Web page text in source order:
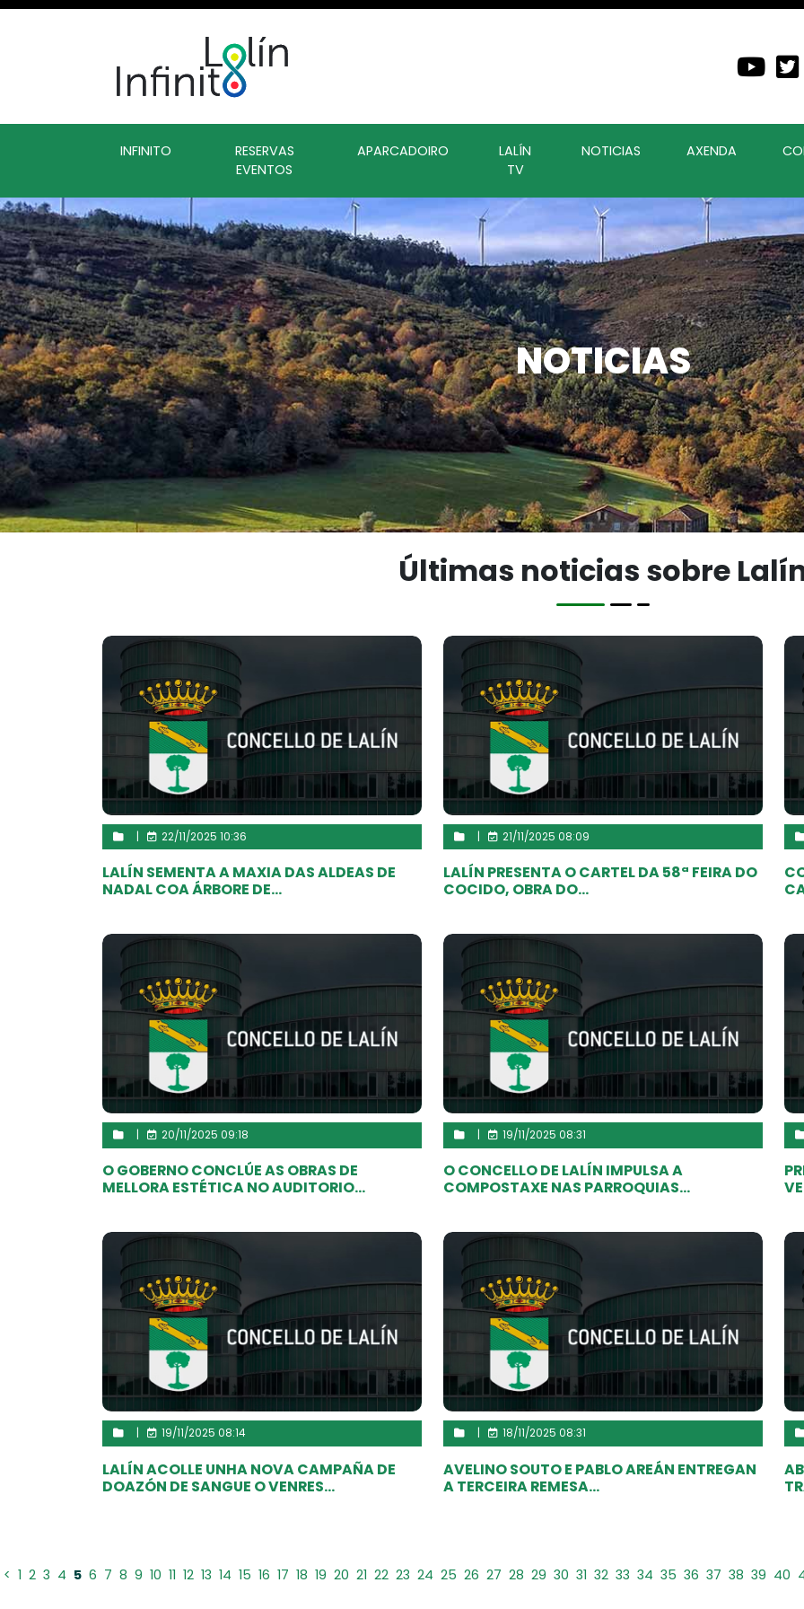
INFINITO
RESERVAS
EVENTOS
APARCADOIRO
LALÍN
TV
NOTICIAS AXENDA
NOTICIAS
Últimas noticias sobre
| 22/11/2025 10:36
LALÍN SEMENTA A MAXIA DAS ALDEAS DE
NADAL COA ÁRBORE DE...
| 21/11/2025 08:09
LALÍN PRESENTA O CARTEL DA 58ª FEIRA DO
COCIDO, OBRA DO...
20/11/2025 09:18
O GOBERNO CONCLÚE AS OBRAS DE
MELLORA ESTÉTICA NO AUDITORIO...
19/11/2025 08:31
O CONCELLO DE LALÍN IMPULSA A
COMPOSTAXE NAS PARROQUIAS...
19/11/2025 08:14
LALÍN ACOLLE UNHA NOVA CAMPAÑA DE
DOAZÓN DE SANGUE O VENRES...
18/11/2025 08:31
AVELINO SOUTO E PABLO AREÁN ENTREGAN
A TERCEIRA REMESA...
< 1 2 3 4 5 6 7 8 9 10 11 12 13 14 15 16 17 18 19 20 21 22 23 24 25 26 27 28 29 30 31 32 33 34 35 36 37 38 39 40